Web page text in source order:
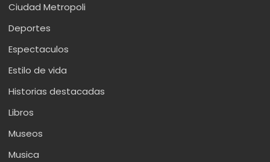
Ciudad Metropoli
Deportes
Espectaculos
Estilo de vida
Historias destacadas
Libros
Museos
Musica